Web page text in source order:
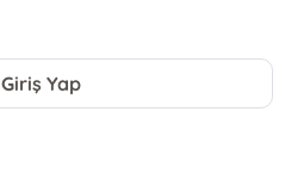
Giriş Yap